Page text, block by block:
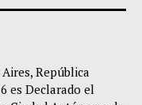
República
es Declarado el